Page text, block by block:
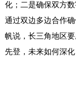
化；二是确保双方
通过双边多边合作
帆说，长三角地区
先登，未来如何深